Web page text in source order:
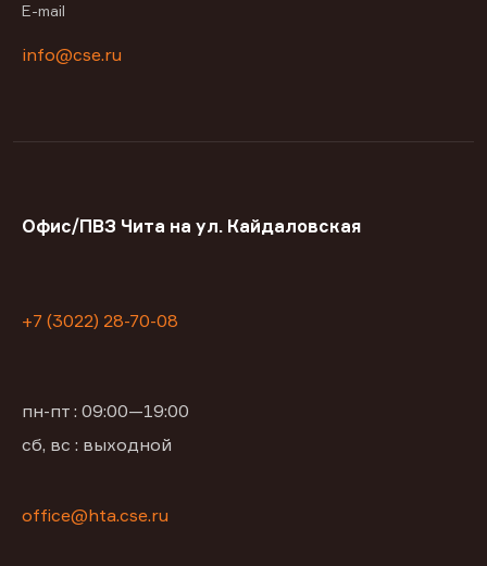
E-mail
info@cse.ru
Офис/ПВЗ Чита на ул. Кайдаловская
+7 (3022) 28-70-08
пн-пт : 09:00—19:00
сб, вс : выходной
office@hta.cse.ru